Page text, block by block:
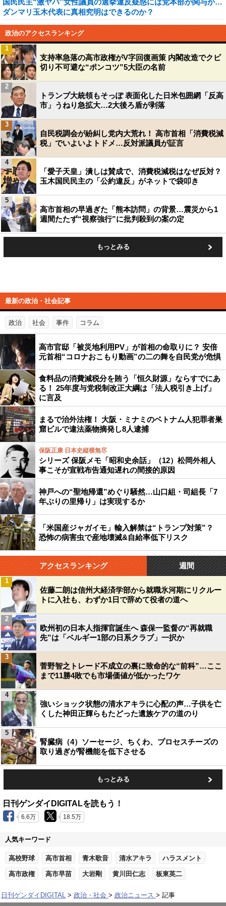
国民民主“激ヤバ”女性議員の選挙違反疑惑には党本部が関与か…
ダンマリ玉木代表に真相究明はできるのか？
政治のアクセスランキング
支持率急落の高市政権がV字回復画策 内閣改造でクビ
切り不可避な“ポンコツ”5大臣の名前
1
トランプ大統領もそっぽ 表面化した日米包囲網「反高
市」うねり急拡大…2大後ろ盾が剥落
2
自民税調会が紛糾し党内大荒れ！ 高市首相「消費税減
税」でいよいよトドメ…反対派議員が証言
3
「愛子天皇」潰しは賛成で、消費税減税はなぜ反対？
玉木国民民主の「公約違反」がネットで袋叩き
4
高市首相の早過ぎた「熊本訪問」の背景…震災から1
週間たたず“視察強行”に批判殺到の案の定
5
もっとみる
最新の政治・社会記事
政治 社会 事件 コラム
高市官邸「被災地利用PV」が首相の命取りに？ 安倍
元首相“コロナおこもり動画”の二の舞を自民党が危惧
食料品の消費減税分を賄う「恒久財源」ならすでにあ
る！ 25年度与党税制改正大綱は「法人税引き上げ」
に言及
まるで治外法権！ 大阪・ミナミのベトナム人犯罪者巣
窟ビルで違法薬物摘発し8人逮捕
保阪正康 日本史縦横無尽
シリーズ 保阪メモ「昭和史余話」（12）松岡外相人
事こそが宣戦布告通知遅れの間接的原因
神戸への“聖地帰還”めぐり騒然…山口組・司組長「7
年ぶりの里帰り」は実現するか
「米国産ジャガイモ」輸入解禁は“トランプ対策”？
恐怖の病害虫で産地壊滅&自給率低下リスク
アクセスランキング 週間
佐藤二朗は信州大経済学部から就職氷河期にリクルー
トに入社も、わずか1日で辞めて役者の道へ
1
欧州初の日本人指揮官誕生へ 森保一監督の“再就職
先”は「ベルギー1部の日系クラブ」一択か
2
菅野智之トレード不成立の裏に致命的な“前科”…ここ
まで11勝4敗でも市場価値が低かったワケ
3
強いショック状態の清水アキラに心配の声…子供を亡
くした神田正輝らもたどった遺族ケアの道のり
4
腎臓病（4）ソーセージ、ちくわ、プロセスチーズの
取り過ぎが腎機能を低下させる
5
もっとみる
日刊ゲンダイDIGITALを読もう！
6.6万 18.5万
人気キーワード
高校野球 高市首相 青木歌音 清水アキラ ハラスメント
高市政権 高市早苗 大岩剛 黄川田仁志 板東英二
日刊ゲンダイDIGITAL 政治・社会 政治ニュース 記事